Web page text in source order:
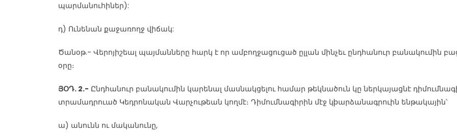
պարմանուհիներ):
դ) Ունենան քաջառողջ վիճակ:
Ծանօթ.- Վերոյիշեալ պայմանները հարկ է որ ամբողջացուցած ըլլան մինչեւ ընդհանուր բանակումին
օրը։
ՅՕԴ. 2.- Ընդհանուր բանակումին կարենալ մասնակցելու համար թեկնածուն կը ներկայացնէ
տրամադրուած Կեդրոնական Վարչութեան կողմէ։ Դիմումնագիրին մէջ կþարձանագրուին ենթակային՝
ա) անունն ու մականունը,